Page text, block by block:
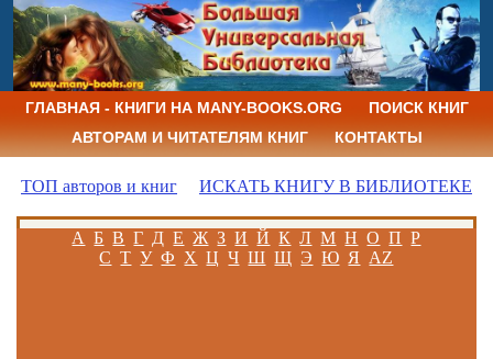
ГЛАВНАЯ - КНИГИ НА MANY-BOOKS.ORG
ПОИСК КНИГ
АВТОРАМ И ЧИТАТЕЛЯМ КНИГ
КОНТАКТЫ
ТОП авторов и книг ИСКАТЬ КНИГУ В БИБЛИОТЕКЕ
А Б В Г Д Е Ж З И Й К Л М Н О П Р
С Т У Ф Х Ц Ч Ш Щ Э Ю Я AZ